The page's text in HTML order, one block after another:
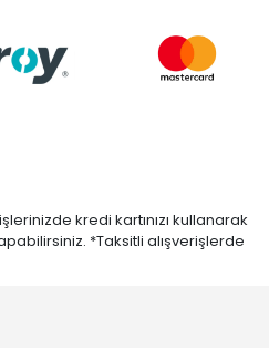
kredi kartınızı kullanarak
*Taksitli alışverişlerde